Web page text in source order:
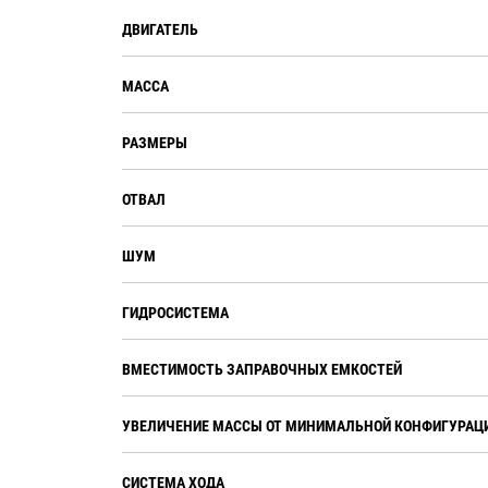
ДВИГАТЕЛЬ
МАССА
РАЗМЕРЫ
ОТВАЛ
ШУМ
ГИДРОСИСТЕМА
ВМЕСТИМОСТЬ ЗАПРАВОЧНЫХ ЕМКОСТЕЙ
УВЕЛИЧЕНИЕ МАССЫ ОТ МИНИМАЛЬНОЙ
СИСТЕМА ХОДА